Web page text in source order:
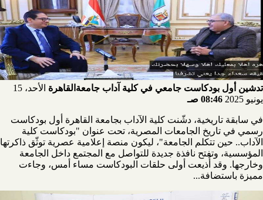
تدشين أول بودكاست جامعي في كلية آداب جامعةالقاهرة
الأحد، 15
يونيو 2025
08:46 صـ
في سابقة تاريخية، دشّنت كلية الآداب بجامعة القاهرة أول بودكاست
رسمي في تاريخ الجامعات المصرية، تحت عنوان "بودكاست كلية
الآداب.. حين تتكلم الجامعة"، ليكون منصة إعلامية عصرية توثّق ذاكرتها
المؤسسية، وتفتح نافذة جديدة للتواصل مع المجتمع داخل الجامعة
وخارجها. وقد أُذيعت أولى حلقات البودكاست مساء أمس، وجاءت
مميزة باستضافة...